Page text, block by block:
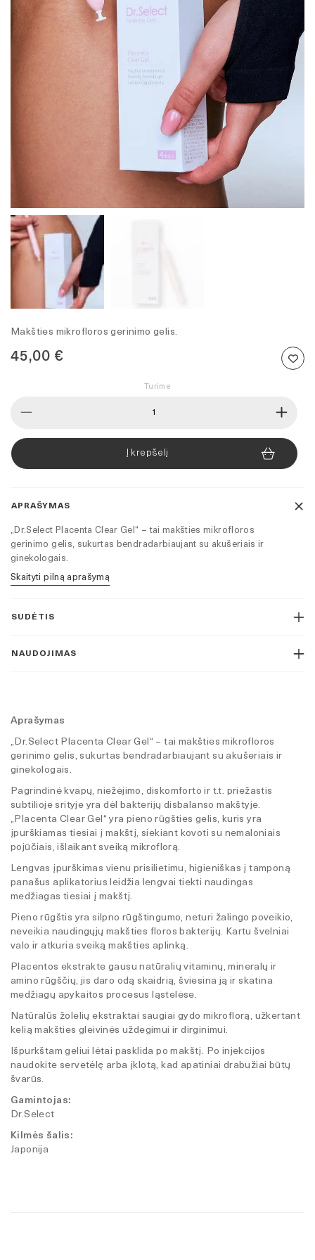
Makšties mikrofloros gerinimo gelis.
45,00 €
Turime
kiekis:
Placenta
Clear
Gel
higienos
(1
mėnesio
kursas)
Į krepšelį
APRAŠYMAS
„Dr.Select Placenta Clear Gel“ – tai makšties mikrofloros
gerinimo gelis, sukurtas bendradarbiaujant su akušeriais ir
ginekologais.
Skaityti pilną aprašymą
SUDĖTIS
NAUDOJIMAS
Aprašymas
„Dr.Select Placenta Clear Gel“ – tai makšties mikrofloros
gerinimo gelis, sukurtas bendradarbiaujant su akušeriais ir
ginekologais.
Pagrindinė kvapų, niežėjimo, diskomforto ir t.t. priežastis
subtilioje srityje yra dėl bakterijų disbalanso makštyje.
„Placenta Clear Gel“ yra pieno rūgšties gelis, kuris yra
įpurškiamas tiesiai į makštį, siekiant kovoti su nemaloniais
pojūčiais, išlaikant sveiką mikroflorą.
Lengvas įpurškimas vienu prisilietimu, higieniškas į tamponą
panašus aplikatorius leidžia lengvai tiekti naudingas
medžiagas tiesiai į makštį.
Pieno rūgštis yra silpno rūgštingumo, neturi žalingo poveikio,
neveikia naudingųjų makšties floros bakterijų. Kartu švelniai
valo ir atkuria sveiką makšties aplinką.
Placentos ekstrakte gausu natūralių vitaminų, mineralų ir
amino rūgščių, jis daro odą skaidrią, šviesina ją ir skatina
medžiagų apykaitos procesus ląstelėse.
Natūralūs žolelių ekstraktai saugiai gydo mikroflorą, užkertant
kelią makšties gleivinės uždegimui ir dirginimui.
Išpurkštam geliui lėtai pasklida po makštį. Po injekcijos
naudokite servetėlę arba įklotą, kad apatiniai drabužiai būtų
švarūs.
Gamintojas:
Dr.Select
Kilmės šalis:
Japonija